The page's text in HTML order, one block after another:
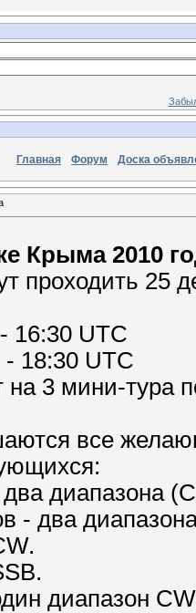
Главная Форум Доска
Крыма 2010
проходить 25
16:30 UTC
18:30 UTC
на 3 мини-тура
все
диапазона
- два
диапазон